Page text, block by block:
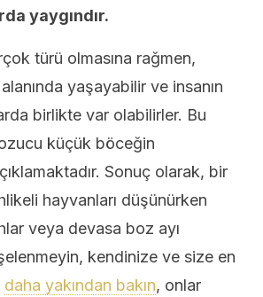
yaygındır.
türü olmasına rağmen,
yaşayabilir ve insanın
birlikte var olabilirler. Bu
küçük böceğin
Sonuç olarak, bir
hayvanları düşünürken
veya devasa boz ayı
kendinize ve size en
daha yakından bakın, onlar